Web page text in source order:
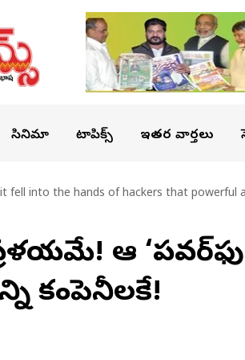
సినిమా టాపిక్స్ ఇతర వార్తలు
fell into the hands of hackers that powerful
ఆ
కంపెనీలకే!